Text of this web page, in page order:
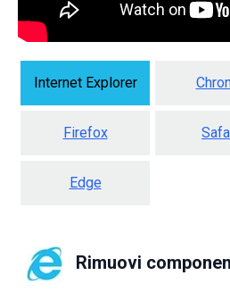
Internet Explorer
Firefox
Edge
Rimuovi